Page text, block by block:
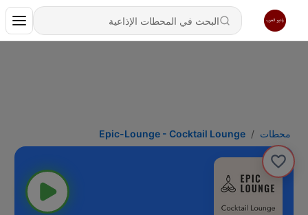
محطات Epic-Lounge - Cocktail Lounge